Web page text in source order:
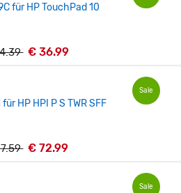
für HP TouchPad 10
€ 36.99
Sale
HP HPI P S TWR SFF
€ 72.99
Sale